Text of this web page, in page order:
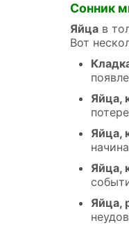
Сонник
Яйца в
Вот
Яйца,
Яйца,
Яйца,
Яйца,